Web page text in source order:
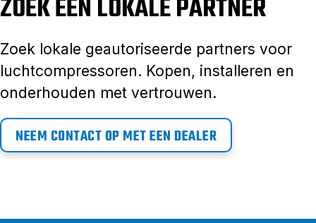
ZOEK EEN LOKALE PARTNER
Zoek lokale geautoriseerde partners voor
luchtcompressoren. Kopen, installeren en
onderhouden met vertrouwen.
NEEM CONTACT OP MET EEN DEALER